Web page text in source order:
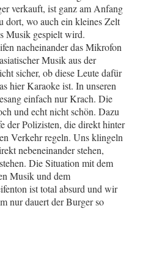
verkauft, ist ganz am Anfang
dort, wo auch ein kleines Zelt
Musik gespielt wird.
nacheinander das Mikrofon
Musik aus der
sicher, ob diese Leute dafür
hier Karaoke ist. In unseren
einfach nur Krach. Die
und echt nicht schön. Dazu
der Polizisten, die direkt hinter
Verkehr regeln. Uns klingeln
nebeneinander stehen,
Die Situation mit dem
Musik und dem
ist total absurd und wir
nur dauert der Burger so